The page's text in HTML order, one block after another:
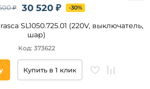
30 520 ₽
₽ -30%
SL1050.725.01 (220V, выключатель,
шар)
Код: 373622
Купить в 1 клик